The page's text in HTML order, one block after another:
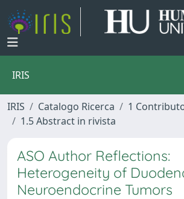
IRIS
IRIS Catalogo Ricerca
1
1.5 Abstract in rivista
ASO Author Reflections:
Heterogeneity of
Neuroendocrine Tumors